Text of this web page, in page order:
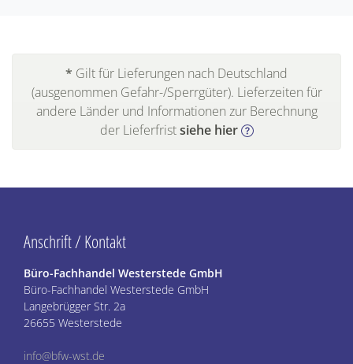
* Gilt für Lieferungen nach Deutschland
(ausgenommen Gefahr-/Sperrgüter). Lieferzeiten für
andere Länder und Informationen zur Berechnung
der Lieferfristsiehe hier
Anschrift / Kontakt
Büro-Fachhandel Westerstede GmbH
Büro-Fachhandel Westerstede GmbH
Langebrügger Str. 2a
26655 Westerstede
info@bfw-wst.de